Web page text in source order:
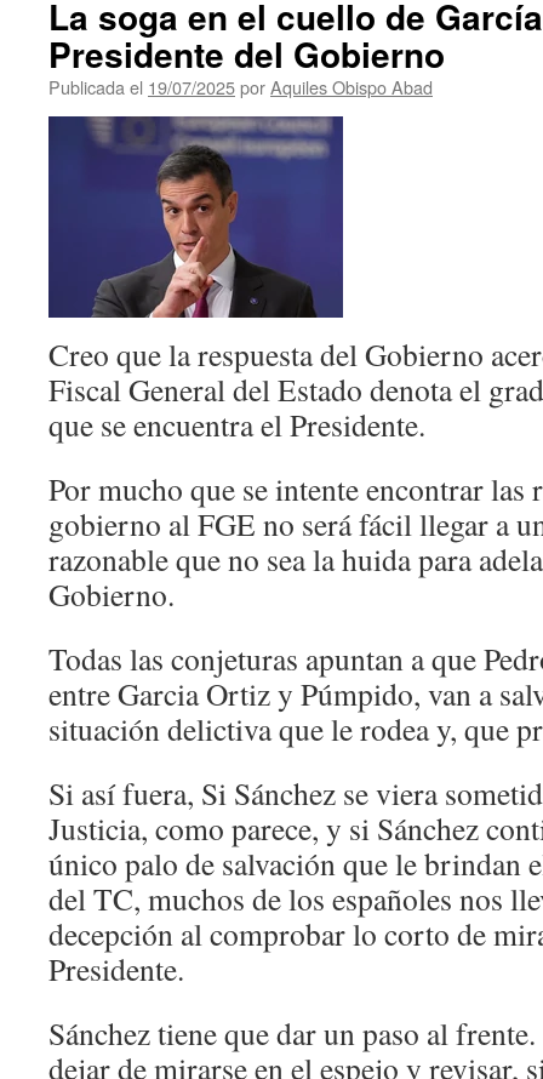
La soga en el cuello de
Presidente del Gobierno
Publicada el 19/07/2025porAquiles Obispo Abad
Creo que la respuesta del Gobierno
Fiscal General del Estado denota el
que se encuentra el Presidente.
Por mucho que se intente encontrar las
gobierno al FGE no será fácil llegar a
razonable que no sea la huida para
Gobierno.
Todas las conjeturas apuntan a que
entre Garcia Ortiz y Púmpido, van a
situación delictiva que le rodea y, que
Si así fuera, Si Sánchez se viera
Justicia, como parece, y si Sánchez
único palo de salvación que le brindan
del TC, muchos de los españoles nos
decepción al comprobar lo corto de
Presidente.
Sánchez tiene que dar un paso al
dejar de mirarse en el espejo y revisar,